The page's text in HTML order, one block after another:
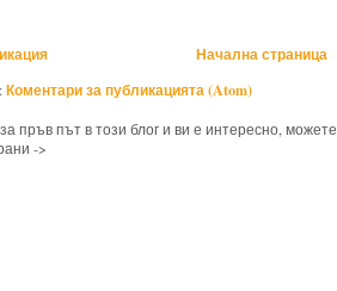
Начална страница
Коментари за публикацията (Atom)
пръв път в този блог и ви е интересно,
->